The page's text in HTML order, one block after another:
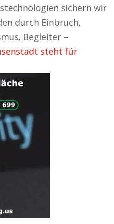
sichern wir
durch Einbruch,
Begleiter –
steht für